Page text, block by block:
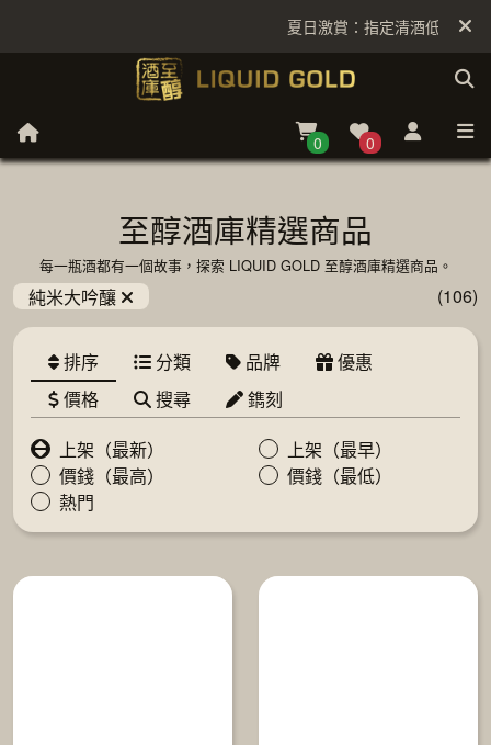
夏日激賞：指定清酒低至6折
0 0
至醇酒庫精選商品
每一瓶酒都有一個故事，探索 LIQUID GOLD 至醇酒庫精選商品。
純米大吟釀 (106)
排序 分類 品牌
優惠
價格
搜尋
鐫刻
上架（最新）
上架（最早）
價錢（最高）
價錢（最低）
熱門